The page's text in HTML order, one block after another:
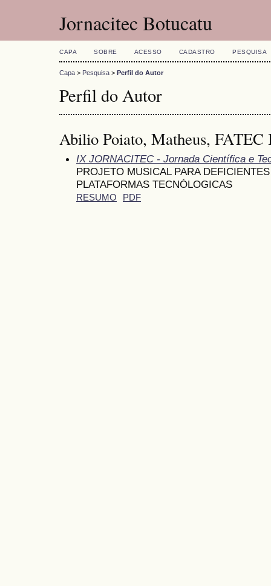
Jornacitec Botucatu
CAPA SOBRE ACESSO CADASTRO PESQUISA
Capa > Pesquisa > Perfil do Autor
Perfil do Autor
Abilio Poiato, Matheus, FATEC
IX JORNACITEC - Jornada Científica e
PROJETO MUSICAL PARA
PLATAFORMAS TECNÓLOGICAS
RESUMO PDF